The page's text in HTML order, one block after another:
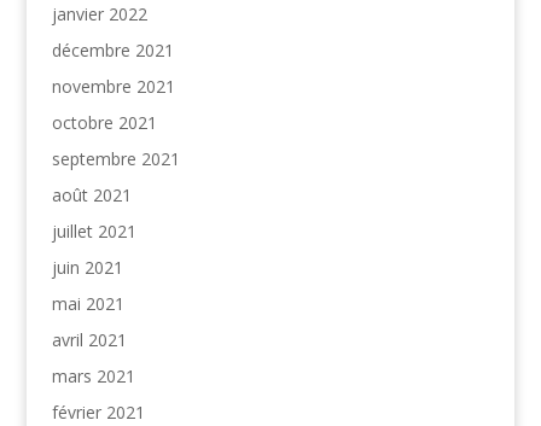
janvier 2022
décembre 2021
novembre 2021
octobre 2021
septembre 2021
août 2021
juillet 2021
juin 2021
mai 2021
avril 2021
mars 2021
février 2021